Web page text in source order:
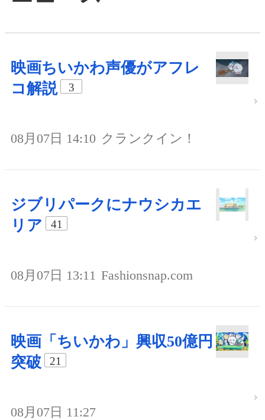
映画ちいかわ声優がアフレ
コ解説
3
08月07日 14:10 クランクイン！
ジブリパークにナウシカエ
リア
41
08月07日 13:11 Fashionsnap.com
映画「ちいかわ」興収50億円
突破
21
08月07日 11:27